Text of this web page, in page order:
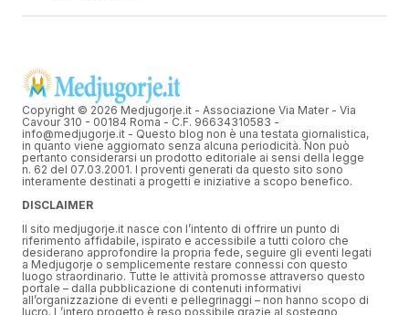
Copyright © 2026 Medjugorje.it - Associazione Via Mater - Via
Cavour 310 - 00184 Roma - C.F. 96634310583 -
info@medjugorje.it - Questo blog non è una testata giornalistica,
in quanto viene aggiornato senza alcuna periodicità. Non può
pertanto considerarsi un prodotto editoriale ai sensi della legge
n. 62 del 07.03.2001. I proventi generati da questo sito sono
interamente destinati a progetti e iniziative a scopo benefico.
DISCLAIMER
Il sito medjugorje.it nasce con l’intento di offrire un punto di
riferimento affidabile, ispirato e accessibile a tutti coloro che
desiderano approfondire la propria fede, seguire gli eventi legati
a Medjugorje o semplicemente restare connessi con questo
luogo straordinario. Tutte le attività promosse attraverso questo
portale – dalla pubblicazione di contenuti informativi
all’organizzazione di eventi e pellegrinaggi – non hanno scopo di
lucro. L’intero progetto è reso possibile grazie al sostegno